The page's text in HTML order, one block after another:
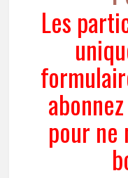
Les
pour ne